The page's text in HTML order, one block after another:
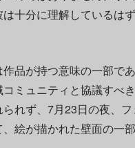
十分に理解しているは
品が持つ意味の一部で
ミュニティと協議すべ
れず、7月23日の夜、
絵が描かれた壁面の一